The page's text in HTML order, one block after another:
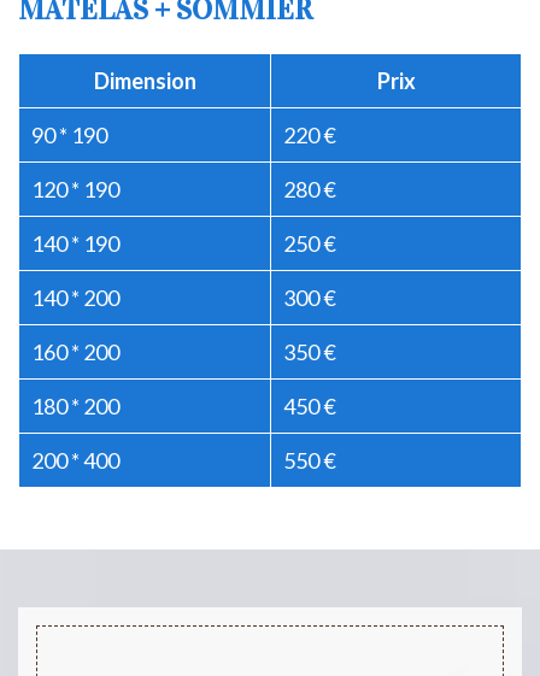
MATELAS + SOMMIER
Dimension Prix
90 * 190 220 €
120 * 190 280 €
140 * 190 250 €
140 * 200 300 €
160 * 200 350 €
180 * 200 450 €
200 * 400 550 €